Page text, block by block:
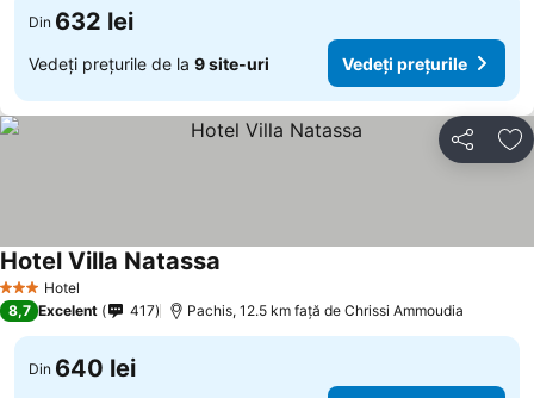
Din 632 lei
Vedeți prețurile de la 9 site-uri Vedeți prețurile
Distribuiți
3 SteleHotel
Hotel Villa Natassa
8,7 Excelent 417 Pachis, 12.5 km faţă de Chrissi Ammoudia
Din 640 lei